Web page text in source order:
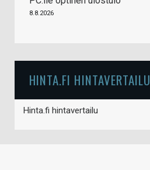
8.8.2026
HINTA.FI HINTAVERTAILU
Hinta.fi hintavertailu